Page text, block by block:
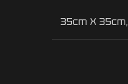
35cm X 35cm,